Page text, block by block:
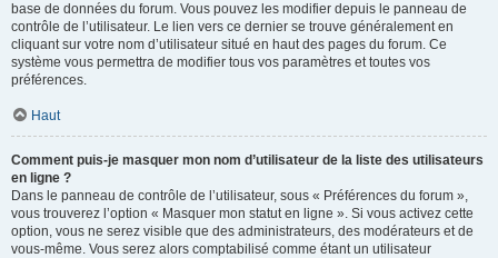
base de données du forum. Vous pouvez les modifier depuis le panneau de
contrôle de l’utilisateur. Le lien vers ce dernier se trouve généralement en
cliquant sur votre nom d’utilisateur situé en haut des pages du forum. Ce
système vous permettra de modifier tous vos paramètres et toutes vos
préférences.
Haut
Comment puis-je masquer mon nom d’utilisateur de la liste des utilisateurs
en ligne ?
Dans le panneau de contrôle de l’utilisateur, sous « Préférences du forum »,
vous trouverez l’option « Masquer mon statut en ligne ». Si vous activez cette
option, vous ne serez visible que des administrateurs, des modérateurs et de
vous-même. Vous serez alors comptabilisé comme étant un utilisateur